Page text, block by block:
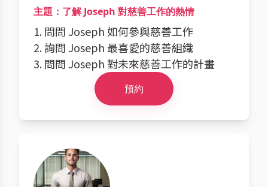
主題：了解 Joseph 對慈善工作的熱情
1. 問問 Joseph 如何參與慈善工作
2. 詢問 Joseph 最喜愛的慈善組織
3. 問問 Joseph 對未來慈善工作的計畫
預約